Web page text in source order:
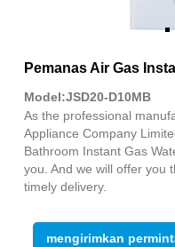
Pemanas Air Gas
Model:JSD20-D10MB
As the professional
Appliance Company
Bathroom Instant Gas
you. And we will offer you
timely delivery.
mengirimkan